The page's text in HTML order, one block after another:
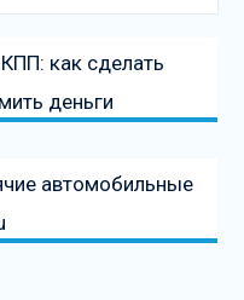
как сделать
деньги
автомобильные